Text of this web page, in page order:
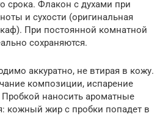
срока. Флакон с духами при
и сухости (оригинальная
При постоянной комнатной
сохраняются.
аккуратно, не втирая в кожу.
композиции, испарение
наносить ароматные
кожный жир с пробки попадет в